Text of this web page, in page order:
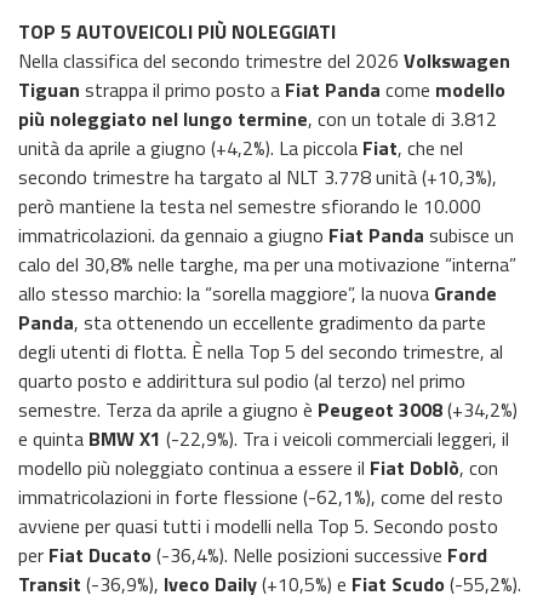
TOP 5 AUTOVEICOLI PIÙ NOLEGGIATI
Nella classifica del secondo trimestre del 2026 Volkswagen
Tiguan strappa il primo posto a Fiat Panda come modello
più noleggiato nel lungo termine, con un totale di 3.812
unità da aprile a giugno (+4,2%). La piccola Fiat, che nel
secondo trimestre ha targato al NLT 3.778 unità (+10,3%),
però mantiene la testa nel semestre sfiorando le 10.000
immatricolazioni. da gennaio a giugno Fiat Panda subisce un
calo del 30,8% nelle targhe, ma per una motivazione “interna”
allo stesso marchio: la “sorella maggiore”, la nuova Grande
Panda, sta ottenendo un eccellente gradimento da parte
degli utenti di flotta. È nella Top 5 del secondo trimestre, al
quarto posto e addirittura sul podio (al terzo) nel primo
semestre. Terza da aprile a giugno è Peugeot 3008(+34,2%)
e quinta BMW X1 (-22,9%). Tra i veicoli commerciali leggeri, il
modello più noleggiato continua a essere il Fiat Doblò, con
immatricolazioni in forte flessione (-62,1%), come del resto
avviene per quasi tutti i modelli nella Top 5. Secondo posto
per Fiat Ducato (-36,4%). Nelle posizioni successive Ford
Transit (-36,9%), Iveco Daily(+10,5%) e Fiat Scudo (-55,2%).